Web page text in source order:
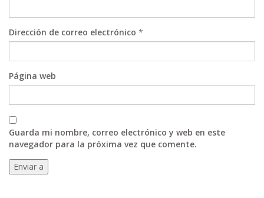
Dirección de correo electrónico *
Página web
Guarda mi nombre, correo electrónico y web en este
navegador para la próxima vez que comente.